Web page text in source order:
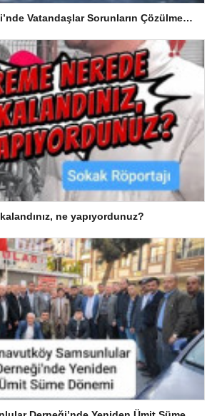
Hacımaşlı Mahallesi’nde Vatandaşlar Sorunların Çözülmesini Bekliyor
ne yapıyordunuz?